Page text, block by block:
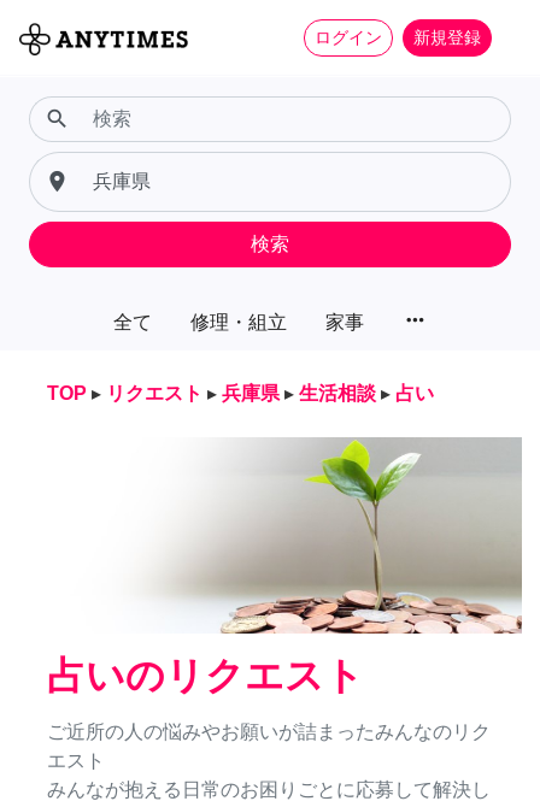
ログイン 新規登録
全て 修理・組立 家事 more_horiz
search
place
検索
TOP ▸ リクエスト ▸ 兵庫県 ▸ 生活相談 ▸ 占い
占いのリクエスト
ご近所の人の悩みやお願いが詰まったみんなのリク
エスト
みんなが抱える日常のお困りごとに応募して解決し